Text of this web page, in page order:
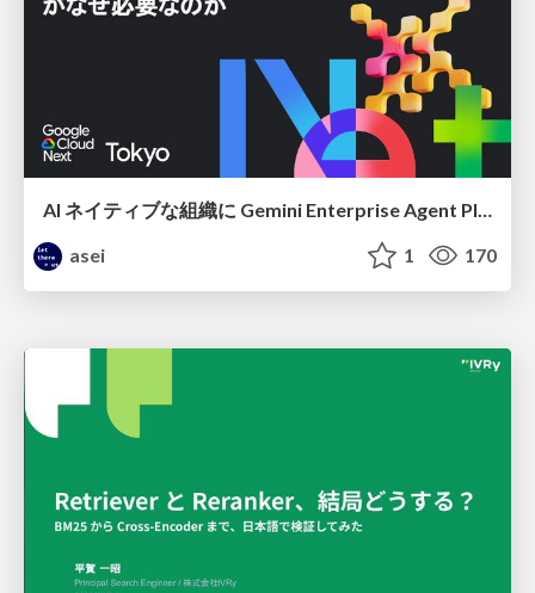
AI ネイティブな組織に Gemini Enterprise Agent Platform がなぜ必要なのか
asei
1 170